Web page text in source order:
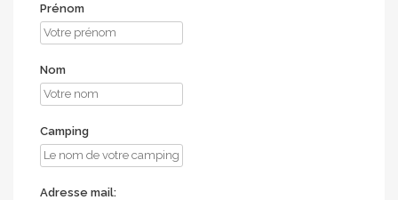
Prénom
Nom
Camping
Adresse mail: